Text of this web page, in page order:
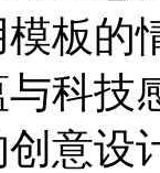
板的
科技
意设